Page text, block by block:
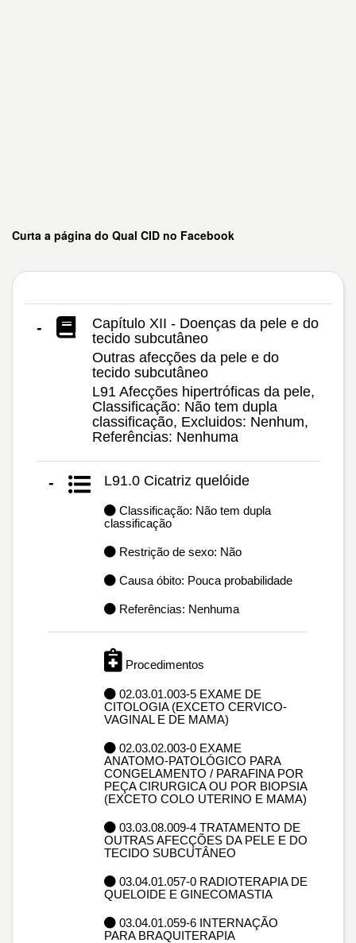
Curta a página do Qual CID no Facebook
-
Capítulo XII - Doenças da pele e do
tecido subcutâneo
Outras afecções da pele e do
tecido subcutâneo
L91 Afecções hipertróficas da pele,
Classificação: Não tem dupla
classificação, Excluidos: Nenhum,
Referências: Nenhuma
- L91.0 Cicatriz quelóide
Classificação: Não tem dupla
classificação
Restrição de sexo: Não
Causa óbito: Pouca probabilidade
Referências: Nenhuma
Procedimentos
02.03.01.003-5 EXAME DE
CITOLOGIA (EXCETO CERVICO-
VAGINAL E DE MAMA)
02.03.02.003-0 EXAME
ANATOMO-PATOLÓGICO PARA
CONGELAMENTO / PARAFINA POR
PEÇA CIRURGICA OU POR BIOPSIA
(EXCETO COLO UTERINO E MAMA)
03.03.08.009-4 TRATAMENTO DE
OUTRAS AFECÇÕES DA PELE E DO
TECIDO SUBCUTÂNEO
03.04.01.057-0 RADIOTERAPIA DE
QUELOIDE E GINECOMASTIA
03.04.01.059-6 INTERNAÇÃO
PARA BRAQUITERAPIA